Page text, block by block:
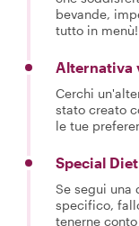
bevande,
tutto in menù!
Alternativa
Cerchi
stato creato
le tue
Special
Se segui una
specifico,
tenerne